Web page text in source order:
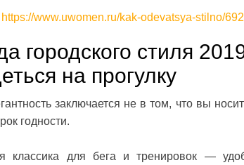
https://www.uwomen.ru/kak-odevatsya-stilno/
городского стиля
на прогулку
заключается не в том, что вы
годности.
классика для бега и тренировок —